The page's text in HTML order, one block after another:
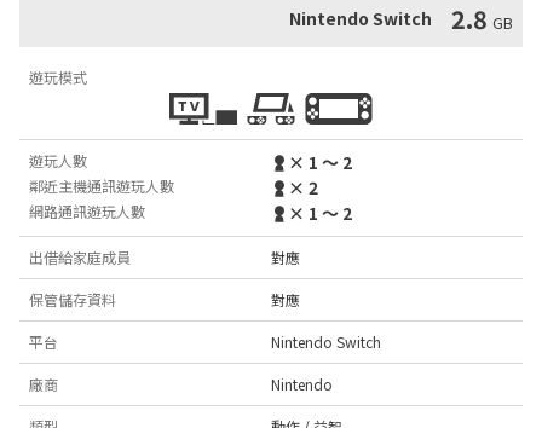
Nintendo Switch 2.8 GB
遊玩模式
遊玩人數 × 1 ～ 2
鄰近主機通訊遊玩人數 × 2
網路通訊遊玩人數 × 1 ～ 2
出借給家庭成員 對應
保管儲存資料 對應
平台 Nintendo Switch
廠商 Nintendo